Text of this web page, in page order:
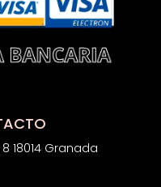
18014 Granada